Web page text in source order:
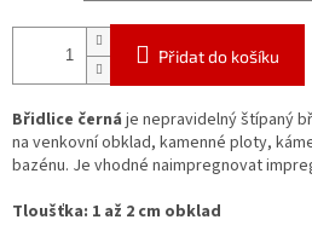
Přidat do košíku
Břidlice černá je nepravidelný štípaný
na venkovní obklad, kamenné ploty,
bazénu. Je vhodné naimpregnovat
Tloušťka: 1 až 2 cm obklad